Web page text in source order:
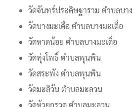
วัดจันทร์ประดิษฐาราม ตำบลบา
วัดบางมะเดื่อ ตำบลบางมะเดื่อ
วัดหาดน้อย ตำบลบางมะเดื่อ
วัดทุ่งโพธิ์ ตำบลพุนพิน
วัดสระพัง ตำบลพุนพิน
วัดมะลิวัน ตำบลมะลวน
วัดห้วยกรวด ตำบลมะลวน